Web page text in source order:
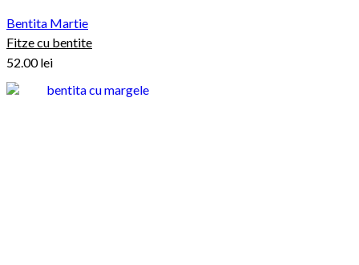
Bentita Martie
Fitze cu bentite
52.00lei